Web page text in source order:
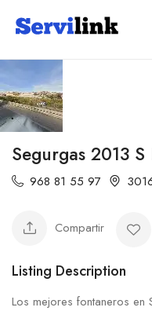
Segurgas 2013 S
968 81 55 97
Compartir
Listing Description
Los mejores fontaneros en